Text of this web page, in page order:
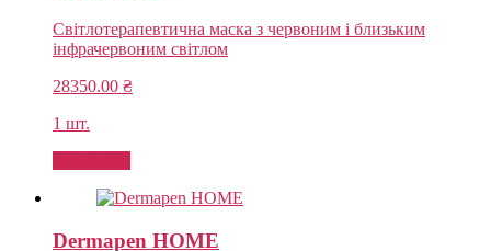
Світлотерапевтична маска з червоним і близьким
інфрачервоним світлом
28350.00 ₴
1 шт.
Dermapen HOME